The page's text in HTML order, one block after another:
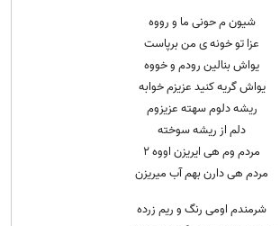
شیون م حونی ما و رووه
عزا تو خونه ی من برپاست
یواش بنالین رودم و خووه
یواش گریه کنید عزیزم خوابه
ریشه دلوم سهته عزیزوم
دلم از ریشه سوخته
مردم وم هی ایریزن اووه ۲
مردم هی دارن بهم آب میریزن
شرمندم اومی رنگ و ریم زرده